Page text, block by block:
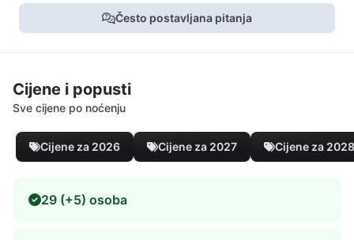
Često postavljana pitanja
Cijene i popusti
Sve cijene po noćenju
Cijene za 2026 Cijene za 2027 Cijene za 2028
29 (+5) osoba